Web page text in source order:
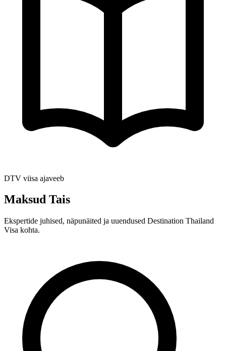
DTV viisa ajaveeb
Maksud Tais
Ekspertide juhised, näpunäited ja uuendused Destination Thailand
Visa kohta.